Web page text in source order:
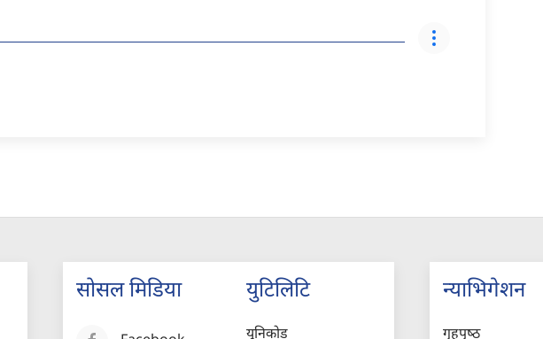
सोसल मिडिया युटिलिटि
युनिकोड
न्याभिगेशन
गृहपृष्‍ठ